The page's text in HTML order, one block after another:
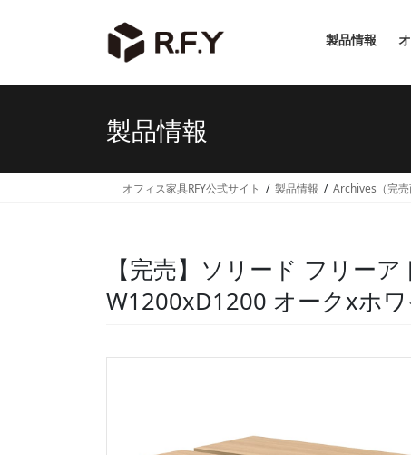
製品情報
製品情報
オフィス家具RFY公式サイト 製品情報 Archives（完売
【完売】ソリード フリー
W1200xD1200 オークxホワ